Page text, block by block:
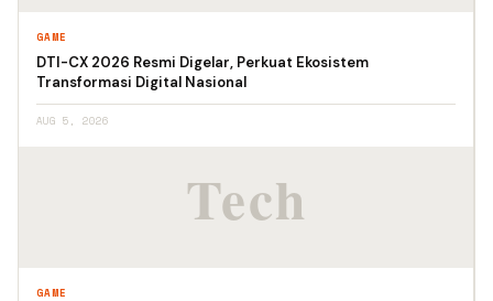
GAME
DTI-CX 2026 Resmi Digelar, Perkuat Ekosistem
Transformasi Digital Nasional
AUG 5, 2026
GAME